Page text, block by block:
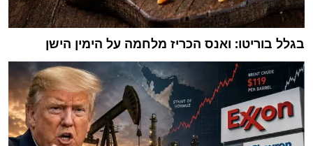
בגלל בוריטו: ואנס הכריז מלחמה על הימין הישן